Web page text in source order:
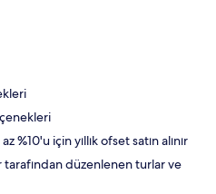
%10'u için yıllık ofset satın alınır
düzenlenen turlar ve